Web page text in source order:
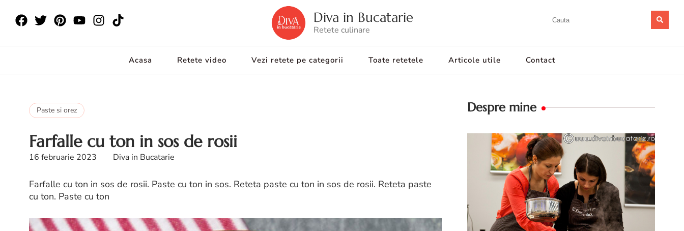
Diva in Bucatarie
Retete culinare
Acasa Retete video Vezi retete pe categorii Toate retetele Articole utile Contact
Paste si orez
Farfalle cu ton in sos de rosii
16 februarie 2023 Diva in Bucatarie
Farfalle cu ton in sos de rosii. Paste cu ton in sos. Reteta paste cu ton in sos de rosii. Reteta paste
cu ton. Paste cu ton
Despre mine